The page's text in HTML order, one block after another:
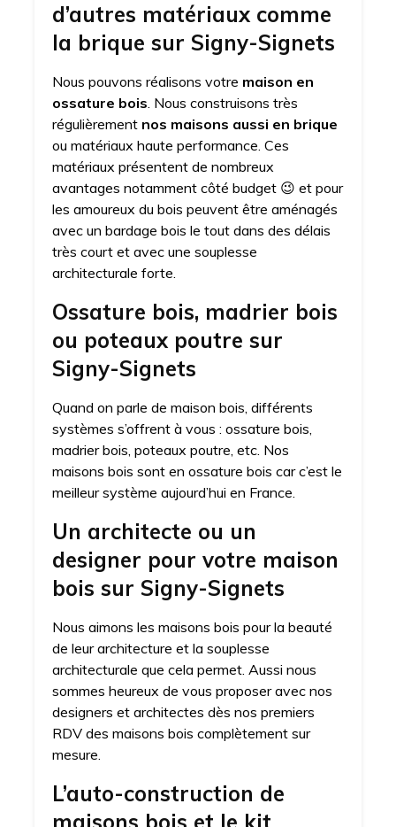
d’autres matériaux comme
la brique sur Signy-Signets
Nous pouvons réalisons votre maison en
ossature bois. Nous construisons très
régulièrement nos maisons aussi en brique
ou matériaux haute performance. Ces
matériaux présentent de nombreux
avantages notamment côté budget 😉 et pour
les amoureux du bois peuvent être aménagés
avec un bardage bois le tout dans des délais
très court et avec une souplesse
architecturale forte.
Ossature bois, madrier bois
ou poteaux poutre sur
Signy-Signets
Quand on parle de maison bois, différents
systèmes s’offrent à vous : ossature bois,
madrier bois, poteaux poutre, etc. Nos
maisons bois sont en ossature bois car c’est le
meilleur système aujourd’hui en France.
Un architecte ou un
designer pour votre maison
bois sur Signy-Signets
Nous aimons les maisons bois pour la beauté
de leur architecture et la souplesse
architecturale que cela permet. Aussi nous
sommes heureux de vous proposer avec nos
designers et architectes dès nos premiers
RDV des maisons bois complètement sur
mesure.
L’auto-construction de
maisons bois et le kit